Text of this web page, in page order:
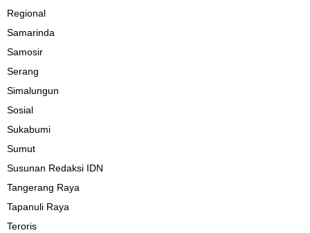
Regional
Samarinda
Samosir
Serang
Simalungun
Sosial
Sukabumi
Sumut
Susunan Redaksi IDN
Tangerang Raya
Tapanuli Raya
Teroris